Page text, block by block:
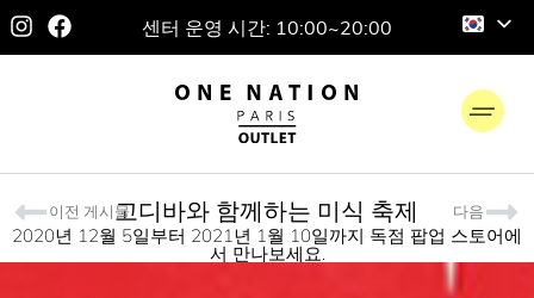
센터 운영 시간: 10:00~20:00
고디바와 함께하는 미식 축제
2020년 12월 5일부터 2021년 1월 10일까지 독점 팝업 스토어에
서 만나보세요.
이전 게시물 다음